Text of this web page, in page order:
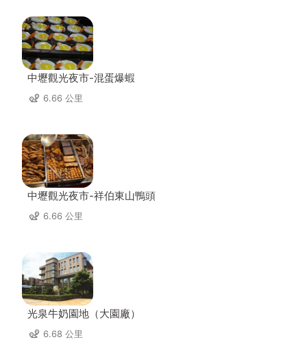
中壢觀光夜市-混蛋爆蝦
6.66 公里
中壢觀光夜市-祥伯東山鴨頭
6.66 公里
光泉牛奶園地（大園廠）
6.68 公里